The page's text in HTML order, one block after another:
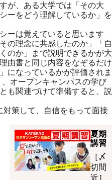
が、ある大学では「その大
ーをどう理解しているか」を
ーは覚えていると思います
の理念に共感したのか」「自
のか」まで説明できるかが大
由書と同じ内容をなぞるだけ
になっているかが評価されま
オープンキャンパスの学び
も関連づけて準備すると、説
策して、自信をもって面接
夏期
講習
［〆
切間
近］